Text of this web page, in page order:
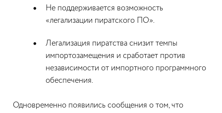
Не поддерживается возможность
«легализации пиратского ПО».
Легализация пиратства снизит темпы
импортозамещения и сработает против
независимости от импортного программного
обеспечения.
Одновременно появились сообщения о том, что